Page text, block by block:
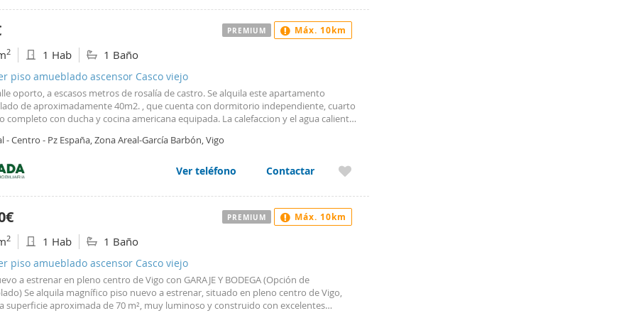
2 1 Hab 1 Baño
piso amueblado ascensor Casco viejo
oporto, a escasos metros de rosalía de castro. Se alquila este apartamento
de aproximadamente 40m2. , que cuenta con dormitorio independiente, cuarto
completo con ducha y cocina americana equipada. La calefaccion y el agua caliente
No se admiten mascotas. Se require como garantía cumplir las condiciones del
- Centro - Pz España, Zona Areal-García Barbón, Vigo
Ver teléfono Contactar
PREMIUM Máx. 10km
2 1 Hab 1 Baño
piso amueblado ascensor Casco viejo
a estrenar en pleno centro de Vigo con GARAJE Y BODEGA (Opción de
Se alquila magnífico piso nuevo a estrenar, situado en pleno centro de Vigo,
superficie aproximada de 70 m², muy luminoso y construido con excelentes
PREMIUM Máx. 10km